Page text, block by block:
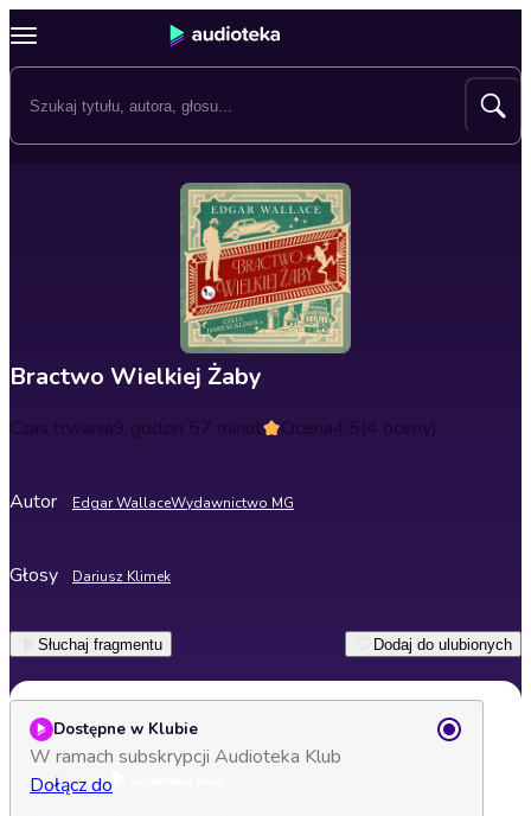
Bractwo Wielkiej Żaby
Czas trwania9 godzin 57 minut Ocena4.5(4 oceny)
Autor Edgar WallaceWydawnictwo MG
Głosy Dariusz Klimek
Słuchaj fragmentu Dodaj do ulubionych
Dostępne w Klubie
W ramach subskrypcji Audioteka Klub
Dołącz do